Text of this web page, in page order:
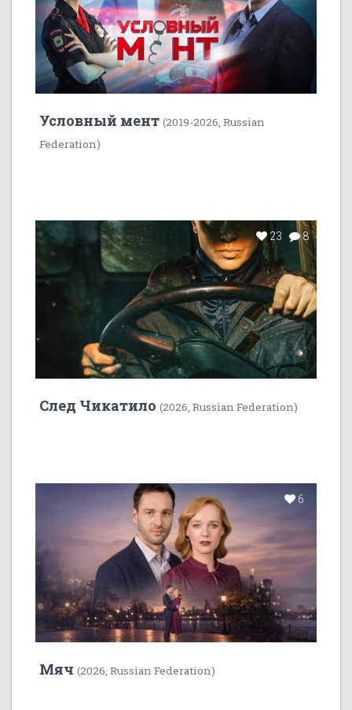
Условный мент (2019-2026, Russian
Federation)
23 8
След Чикатило (2026, Russian Federation)
6
Мяч (2026, Russian Federation)